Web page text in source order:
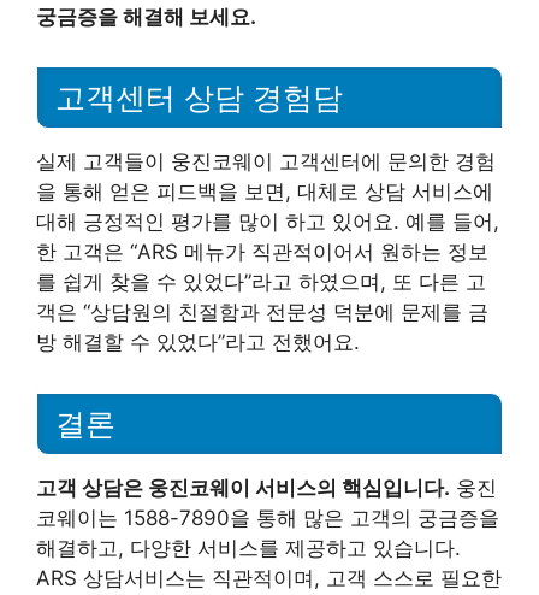
궁금증을 해결해 보세요.
고객센터 상담 경험담
실제 고객들이 웅진코웨이 고객센터에 문의한 경험
을 통해 얻은 피드백을 보면, 대체로 상담 서비스에
대해 긍정적인 평가를 많이 하고 있어요. 예를 들어,
한 고객은 “ARS 메뉴가 직관적이어서 원하는 정보
를 쉽게 찾을 수 있었다”라고 하였으며, 또 다른 고
객은 “상담원의 친절함과 전문성 덕분에 문제를 금
방 해결할 수 있었다”라고 전했어요.
결론
고객 상담은 웅진코웨이 서비스의 핵심입니다. 웅진
코웨이는 1588-7890을 통해 많은 고객의 궁금증을
해결하고, 다양한 서비스를 제공하고 있습니다.
ARS 상담서비스는 직관적이며, 고객 스스로 필요한